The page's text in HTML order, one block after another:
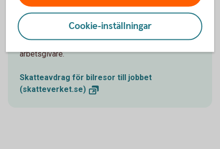
Skatteverkets krav har du rätt till skatteavdrag.
Använder du din egen bil i tjänsten kan du få skattefri
ersättning från din arbetsgivare. Har du en tjänstebil
får du skatta för den som en förmån från din
arbetsgivare.
Skatteavdrag för bilresor till jobbet
(skatteverket.se)
Cookie-inställningar